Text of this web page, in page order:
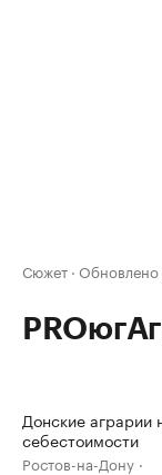
Сюжет · Обновлено
Донские аграрии
себестоимости
Ростов-на-Дону